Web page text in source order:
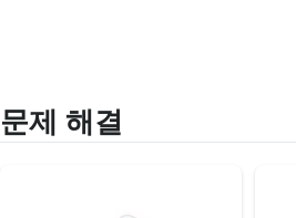
문제 해결